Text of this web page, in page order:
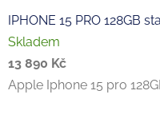
IPHONE 15 PRO 128GB
Skladem
13 890 Kč
Apple Iphone 15 pro